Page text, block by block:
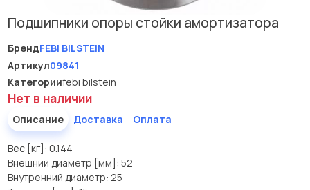
Подшипники опоры стойки амортизатора
БрендFEBI BILSTEIN
Артикул09841
Категорииfebi bilstein
Нет в наличии
Описание Доставка Оплата
Вес [кг]: 0.144
Внешний диаметр [мм]: 52
Внутренний диаметр: 25